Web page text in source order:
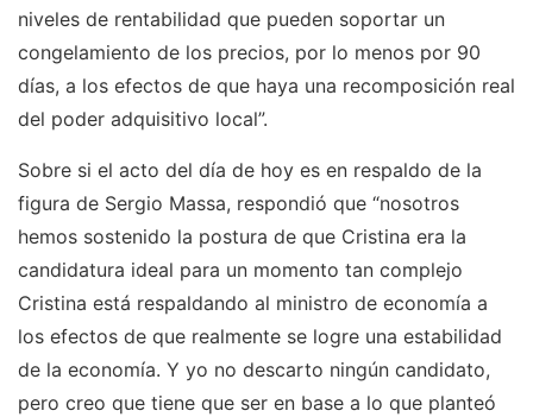
niveles de rentabilidad que pueden soportar un
congelamiento de los precios, por lo menos por 90
días, a los efectos de que haya una recomposición real
del poder adquisitivo local”.
Sobre si el acto del día de hoy es en respaldo de la
figura de Sergio Massa, respondió que “nosotros
hemos sostenido la postura de que Cristina era la
candidatura ideal para un momento tan complejo
Cristina está respaldando al ministro de economía a
los efectos de que realmente se logre una estabilidad
de la economía. Y yo no descarto ningún candidato,
pero creo que tiene que ser en base a lo que planteó